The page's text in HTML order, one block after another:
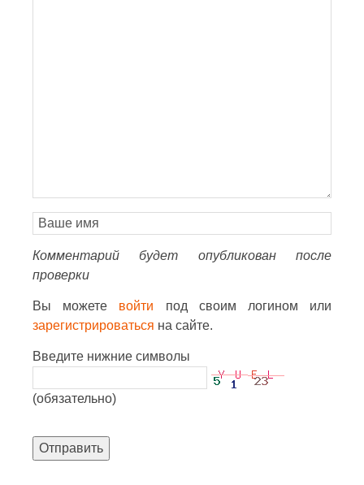
Комментарий будет опубликован после
проверки
Вы можете войти под своим логином или
зарегистрироваться на сайте.
Введите нижние символы
(обязательно)
Отправить